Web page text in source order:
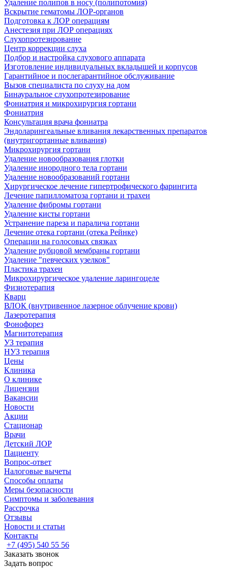
Удаление полипов в носу (полипотомия)
Вскрытие гематомы ЛОР-органов
Подготовка к ЛОР операциям
Анестезия при ЛОР операциях
Слухопротезирование
Центр коррекции слуха
Подбор и настройка слухового аппарата
Изготовление индивидуальных вкладышей и корпусов
Гарантийное и послегарантийное обслуживание
Вызов специалиста по слуху на дом
Бинауральное слухопротезирование
Фониатрия и микрохирургия гортани
Фониатрия
Консультация врача фониатра
Эндоларингеальные вливания лекарственных препаратов
(внутригортанные вливания)
Микрохирургия гортани
Удаление новообразования глотки
Удаление инородного тела гортани
Удаление новообразований гортани
Хирургическое лечение гипертрофического фарингита
Лечение папилломатоза гортани и трахеи
Удаление фибромы гортани
Удаление кисты гортани
Устранение пареза и паралича гортани
Лечение отека гортани (отека Рейнке)
Операции на голосовых связках
Удаление рубцовой мембраны гортани
Удаление "певческих узелков"
Пластика трахеи
Микрохирургическое удаление ларингоцеле
Физиотерапия
Кварц
ВЛОК (внутривенное лазерное облучение крови)
Лазеротерапия
Фонофорез
Магнитотерапия
УЗ терапия
НУЗ терапия
Цены
Клиника
О клинике
Лицензии
Вакансии
Новости
Акции
Стационар
Врачи
Детский ЛОР
Пациенту
Вопрос-ответ
Налоговые вычеты
Способы оплаты
Меры безопасности
Симптомы и заболевания
Рассрочка
Отзывы
Новости и статьи
Контакты
+7 (495) 540 55 56
Заказать звонок
Задать вопрос